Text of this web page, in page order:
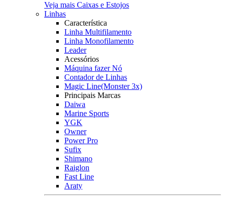
Veja mais Caixas e Estojos
Linhas
Característica
Linha Multifilamento
Linha Monofilamento
Leader
Acessórios
Máquina fazer Nó
Contador de Linhas
Magic Line(Monster 3x)
Principais Marcas
Daiwa
Marine Sports
YGK
Owner
Power Pro
Sufix
Shimano
Raiglon
Fast Line
Araty